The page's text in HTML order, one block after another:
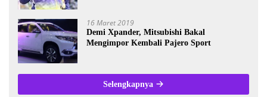
16 Maret 2019
Demi Xpander, Mitsubishi Bakal
Mengimpor Kembali Pajero Sport
Selengkapnya